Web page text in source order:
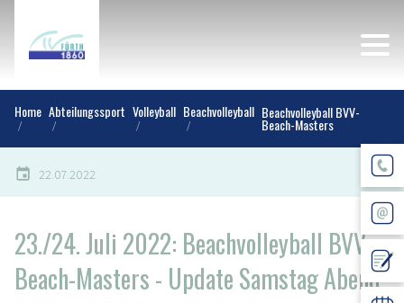
Home Abteilungssport Volleyball Beachvolleyball Beachvolleyball BVV-
Beach-Masters
22.07.2022
23./24. Juli 2022: Beachvolleyball BVV-
Beach-Masters - Update Samstag Abend